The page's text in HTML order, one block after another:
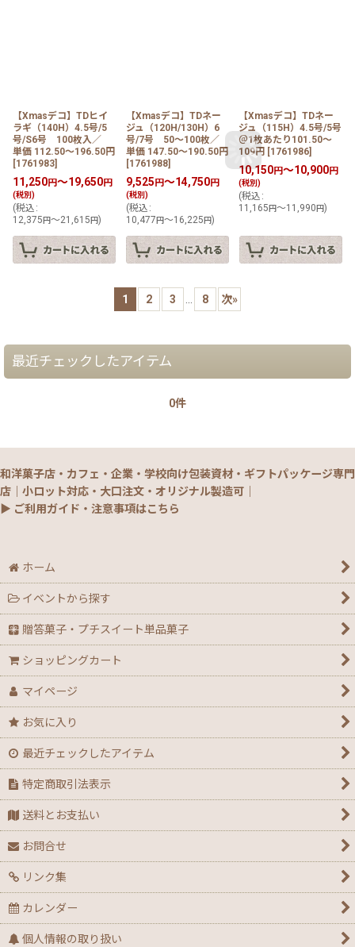
【Xmasデコ】TDヒイ
ラギ（140H）4.5号/5
号/S6号 100枚入／
単価 112.50〜196.50円
[1761983]
11,250円～19,650円
(税別)
(税込 :
12,375 円～21,615 円)
【Xmasデコ】TDネー
ジュ（120H/130H）6
号/7号 50〜100枚／
単価 147.50〜190.50円
[1761988]
9,525 円～14,750円
(税別)
(税込 :
10,477 円～16,225 円)
【Xmasデコ】TDネー
ジュ（115H）4.5号/5号
＠1枚あたり101.50〜
109円 [1761986]
10,150円～10,900円
(税別)
(税込 :
11,165円～11,990円)
1 2 3 8 次»
最近チェックしたアイテム
0件
和洋菓子店・カフェ・企業・学校向け包装資材・ギフトパッケージ専門
店｜小ロット対応・大口注文・オリジナル製造可｜
▶ ご利用ガイド・注意事項はこちら
ホーム
イベントから探す
贈答菓子・プチスイート単品菓子
ショッピングカート
マイページ
お気に入り
最近チェックしたアイテム
特定商取引法表示
送料とお支払い
お問合せ
リンク集
カレンダー
個人情報の取り扱い